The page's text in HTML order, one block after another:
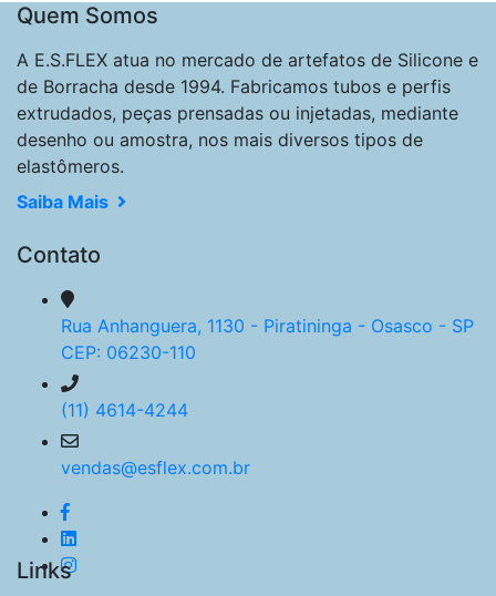
Quem Somos
A E.S.FLEX atua no mercado de artefatos de Silicone e
de Borracha desde 1994. Fabricamos tubos e perfis
extrudados, peças prensadas ou injetadas, mediante
desenho ou amostra, nos mais diversos tipos de
elastômeros.
Saiba Mais
Contato
Rua Anhanguera, 1130 - Piratininga - Osasco - SP
CEP: 06230-110
(11) 4614-4244
vendas@esflex.com.br
Links